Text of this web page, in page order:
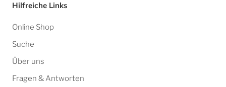
Hilfreiche Links
Online Shop
Suche
Über uns
Fragen & Antworten